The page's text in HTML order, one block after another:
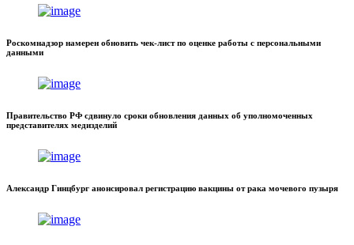
Роскомнадзор намерен обновить чек-лист по оценке работы с персональными
данными
Правительство РФ сдвинуло сроки обновления данных об уполномоченных
представителях медизделий
Александр Гинцбург анонсировал регистрацию вакцины от рака мочевого пузыря